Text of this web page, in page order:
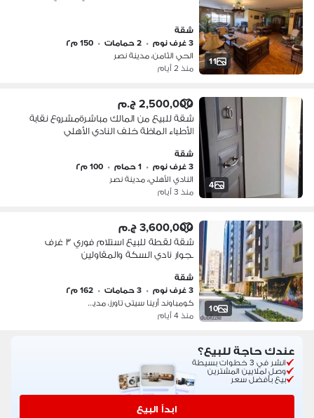
11
شقة
3 غرف نوم
• 2 حمامات • 150 م٢
الحي الثامن، مدينة نصر
منذ 2 أيام
4
2,500,000 ج.م
شقة للبيع من المالك مباشرةمشروع نقابة
الأطباء الماظة خلف النادي الأهلي
شقة
3 غرف نوم
• 1 حمام • 100 م٢
النادي الأهلي، مدينة نصر
منذ 3 أيام
10
3,600,000 ج.م
شقة لقطة للبيع استلام فوري ٣ غرف
بجوار نادي السكة والمقاولين
شقة
3 غرف نوم
• 3 حمامات • 162 م٢
كومباوند أرينا سيتى تاورز، مدينة نص…
منذ 4 أيام
عندك حاجة للبيع؟
انشر في 3 خطوات بسيطة
وصل لملايين المشترين
بيع بأفضل سعر
ابدأ البيع